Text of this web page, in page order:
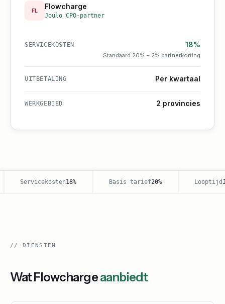
FL Flowcharge
Joulo CPO-partner
SERVICEKOSTEN 18%
Standaard 20% − 2% partnerkorting
UITBETALING Per kwartaal
WERKGEBIED 2 provincies
Servicekosten18% Basis tarief20% Looptijd
// DIENSTEN
WatFlowchargeaanbiedt